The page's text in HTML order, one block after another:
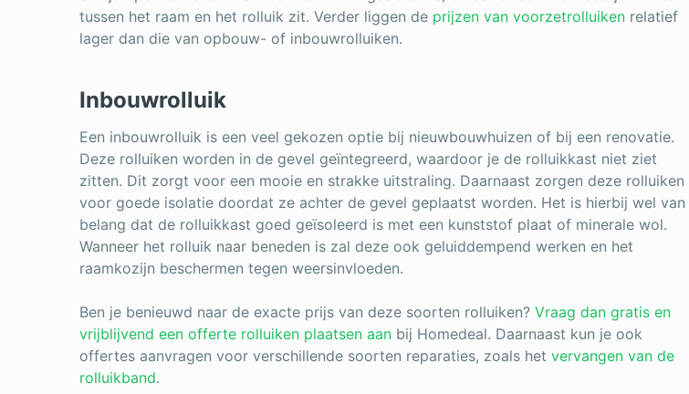
tussen het raam en het rolluik zit. Verder liggen de prijzen van voorzetrolluiken relatief
lager dan die van opbouw- of inbouwrolluiken.
Inbouwrolluik
Een inbouwrolluik is een veel gekozen optie bij nieuwbouwhuizen of bij een renovatie.
Deze rolluiken worden in de gevel geïntegreerd, waardoor je de rolluikkast niet ziet
zitten. Dit zorgt voor een mooie en strakke uitstraling. Daarnaast zorgen deze rolluiken
voor goede isolatie doordat ze achter de gevel geplaatst worden. Het is hierbij wel van
belang dat de rolluikkast goed geïsoleerd is met een kunststof plaat of minerale wol.
Wanneer het rolluik naar beneden is zal deze ook geluiddempend werken en het
raamkozijn beschermen tegen weersinvloeden.
Ben je benieuwd naar de exacte prijs van deze soorten rolluiken? Vraag dan gratis en
vrijblijvend een offerte rolluiken plaatsen aan bij Homedeal. Daarnaast kun je ook
offertes aanvragen voor verschillende soorten reparaties, zoals het vervangen van de
rolluikband.